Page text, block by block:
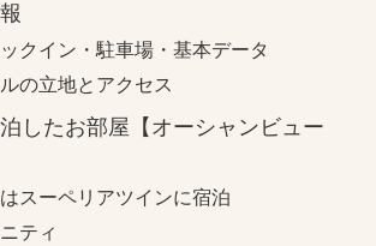
クイン・駐車場・基本データ
の立地とアクセス
したお部屋【オーシャンビュー
スーペリアツインに宿泊
ティ